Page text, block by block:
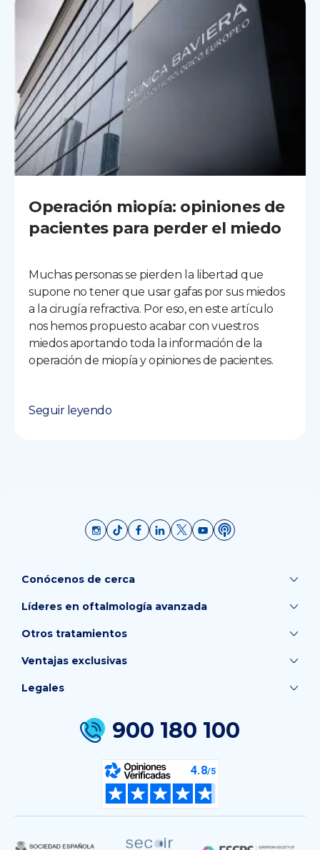
Operación miopía: opiniones de
pacientes para perder el miedo
Muchas personas se pierden la libertad que
supone no tener que usar gafas por sus miedos
a la cirugía refractiva. Por eso, en este artículo
nos hemos propuesto acabar con vuestros
miedos aportando toda la información de la
operación de miopía y opiniones de pacientes.
Seguir leyendo
Conócenos de cerca
Líderes en oftalmología avanzada
Otros tratamientos
Ventajas exclusivas
900 180 100
Legales